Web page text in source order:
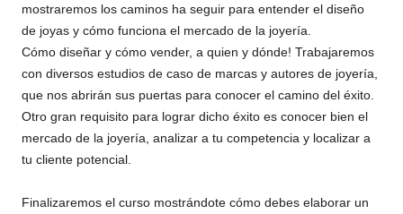
mostraremos los caminos ha seguir para entender el diseño
de joyas y cómo funciona el mercado de la joyería.
Cómo diseñar y cómo vender, a quien y dónde! Trabajaremos
con diversos estudios de caso de marcas y autores de joyería,
que nos abrirán sus puertas para conocer el camino del éxito.
Otro gran requisito para lograr dicho éxito es conocer bien el
mercado de la joyería, analizar a tu competencia y localizar a
tu cliente potencial.
Finalizaremos el curso mostrándote cómo debes elaborar un